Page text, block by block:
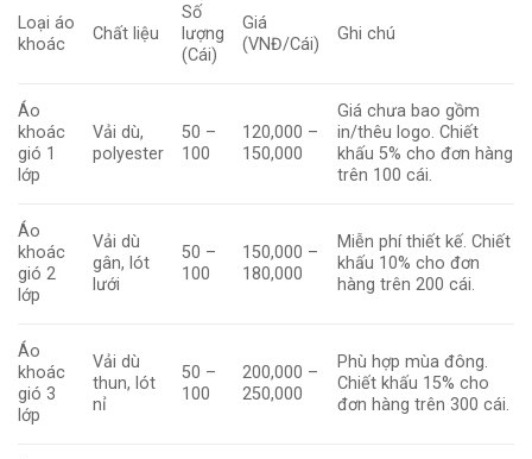
Loại áo
khoác
Chất liệu
Số
lượng
(Cái)
Giá
(VNĐ/Cái)
Ghi chú
Áo
khoác
gió 1
lớp
Vải dù,
polyester
50 –
100
120,000 –
150,000
Giá chưa bao gồm
in/thêu logo. Chiết
khấu 5% cho đơn hàng
trên 100 cái.
Áo
khoác
gió 2
lớp
Vải dù
gân, lót
lưới
50 –
100
150,000 –
180,000
Miễn phí thiết kế. Chiết
khấu 10% cho đơn
hàng trên 200 cái.
Áo
khoác
gió 3
lớp
Vải dù
thun, lót
nỉ
50 –
100
200,000 –
250,000
Phù hợp mùa đông.
Chiết khấu 15% cho
đơn hàng trên 300 cái.